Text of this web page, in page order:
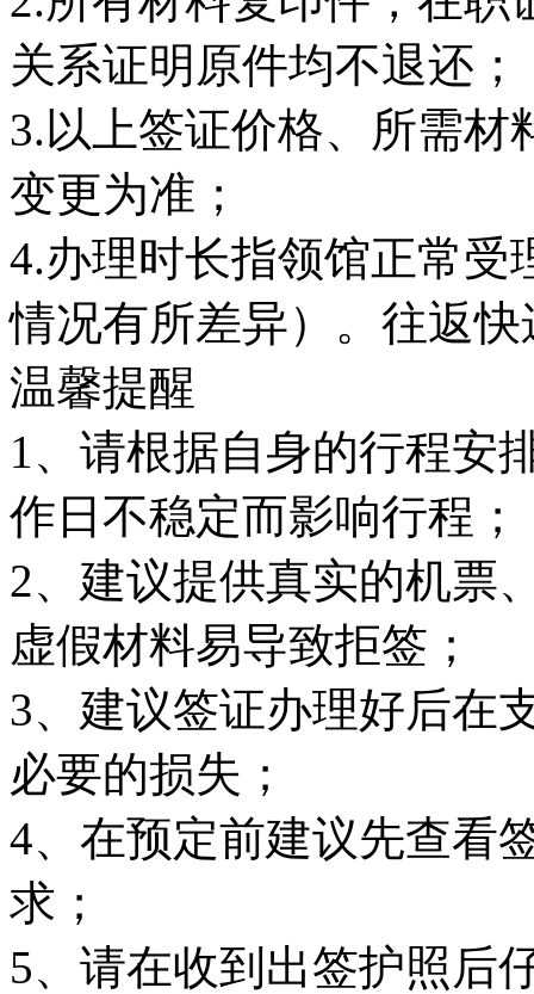
关系证明原件均不退还；
3.以上签证价格、所需
变更为准；
4.办理时长指领馆正常受
情况有所差异）。往返
温馨提醒
1、请根据自身的行程安
作日不稳定而影响行程；
2、建议提供真实的机票
虚假材料易导致拒签；
3、建议签证办理好后在
必要的损失；
4、在预定前建议先查看
求；
5、请在收到出签护照后